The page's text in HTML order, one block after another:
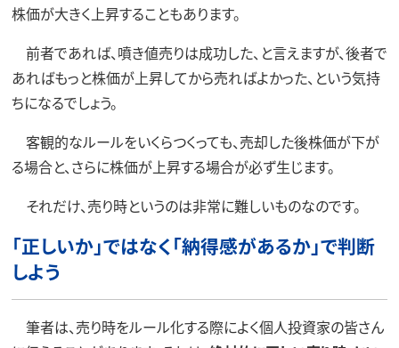
株価が大きく上昇することもあります。
前者であれば、噴き値売りは成功した、と言えますが、後者で
あればもっと株価が上昇してから売ればよかった、という気持
ちになるでしょう。
客観的なルールをいくらつくっても、売却した後株価が下が
る場合と、さらに株価が上昇する場合が必ず生じます。
それだけ、売り時というのは非常に難しいものなのです。
「正しいか」ではなく「納得感があるか」で判断
しよう
筆者は、売り時をルール化する際によく個人投資家の皆さん